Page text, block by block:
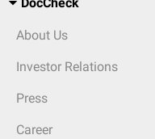
About Us
Investor Relations
Press
Career